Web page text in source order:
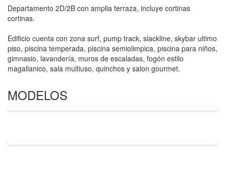
Departamento 2D/2B con amplia terraza, incluye cortinas
cortinas.
Edificio cuenta con zona surf, pump track, slackline, skybar ultimo
piso, piscina temperada, piscina semiolimpica, piscina para niños,
gimnasio, lavandería, muros de escaladas, fogón estilo
magallanico, sala multiuso, quinchos y salon gourmet.
MODELOS